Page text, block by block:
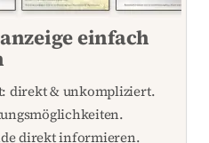
einfach
direkt & unkompliziert.
direkt informieren.